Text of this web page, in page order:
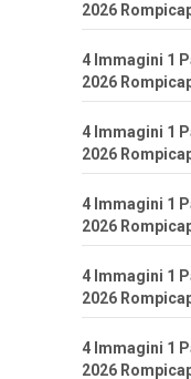
2026
4 Immagini 1
2026
4 Immagini 1
2026
4 Immagini 1
2026
4 Immagini 1
2026
4 Immagini 1
2026